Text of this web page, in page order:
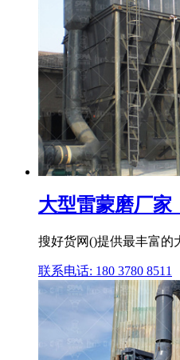
大型雷蒙磨厂家
搜好货网()提供最丰富的
联系电话: 180 3780 8511